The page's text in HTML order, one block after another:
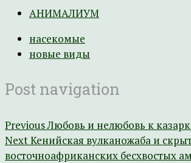
АНИМАЛИУМ
насекомые
новые виды
Post navigation
PreviousЛюбовь и нелюбовь к
NextКенийская вулканожаба и
восточноафриканских бесхвостых